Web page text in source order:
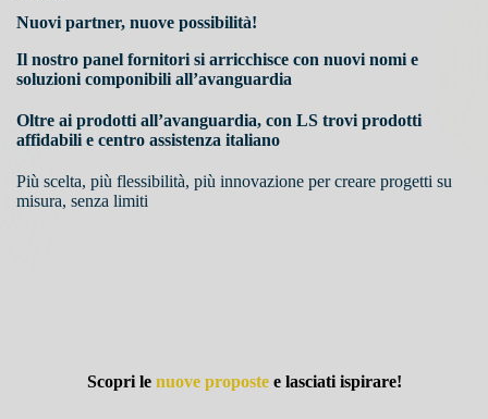
Nuovi partner, nuove possibilità!
Il nostro panel fornitori si arricchisce con nuovi nomi e
soluzioni componibili all’avanguardia
Oltre ai prodotti all’avanguardia, con LS trovi prodotti
affidabili e centro assistenza italiano
Più scelta, più flessibilità, più innovazione per creare progetti su
misura, senza limiti
Scopri le nuove propostee lasciati ispirare!